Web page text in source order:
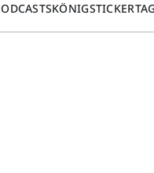
KÖNIGSTICKER